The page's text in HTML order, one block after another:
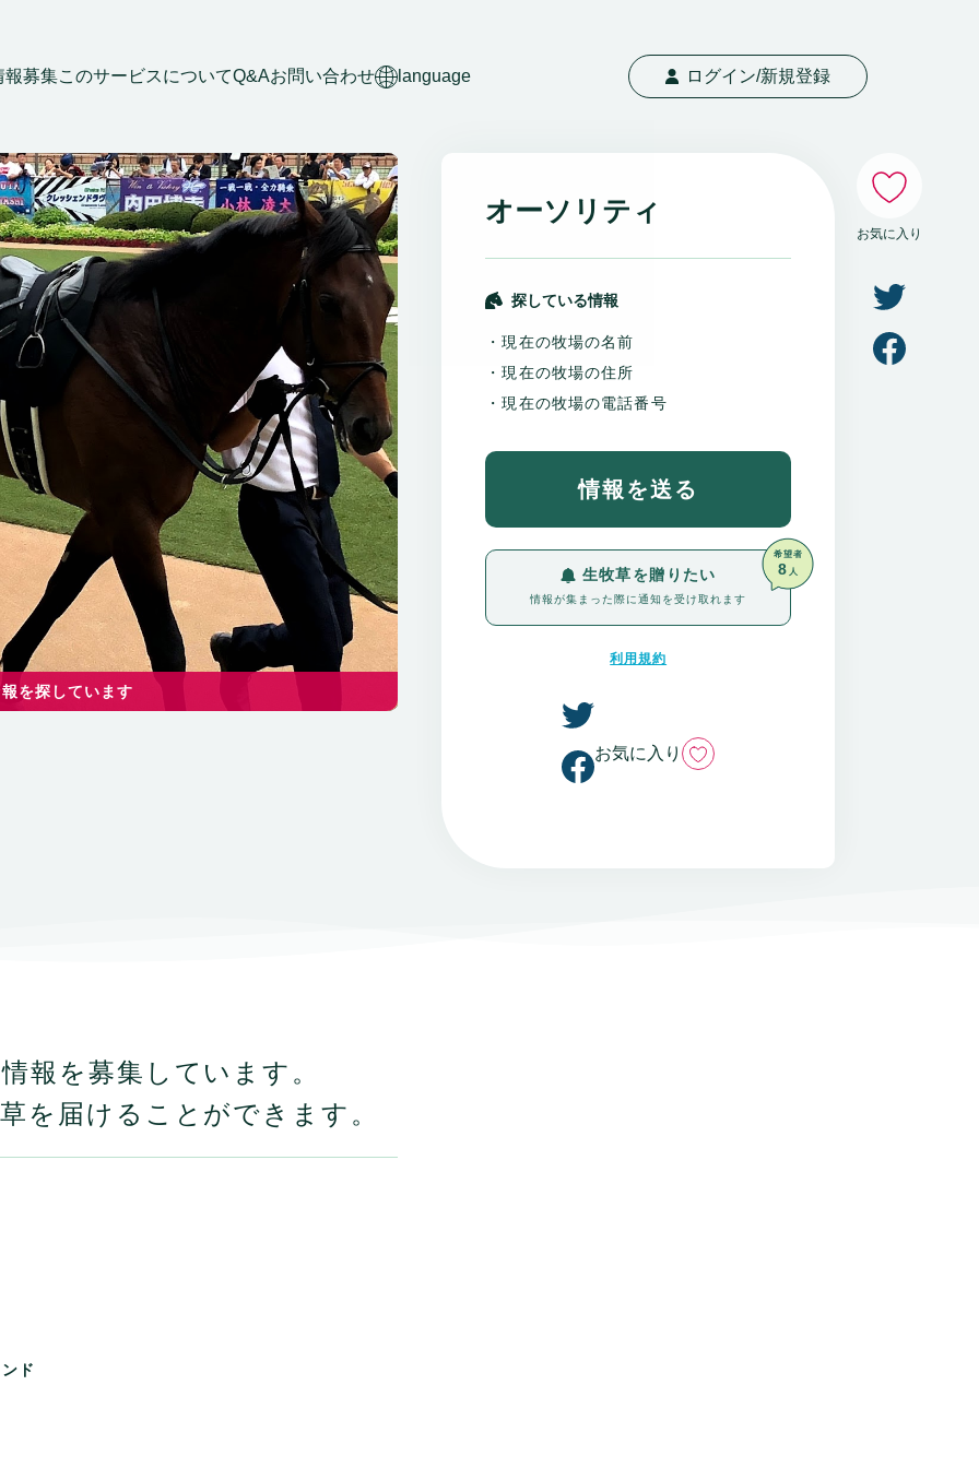
報募集このサービスについてQ&Aお問い合わせ language ログイン/新規登録
を探しています
オーソリティ
探している情報
・現在の牧場の名前
・現在の牧場の住所
・現在の牧場の電話番号
情報を送る
生牧草を贈りたい
情報が集まった際に通知を受け取れます
希望者
8 人
利用規約
お気に入り
お気に入り
報を募集しています。
を届けることができます。
ド